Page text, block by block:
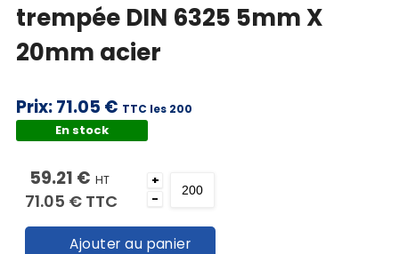
trempée DIN 6325 5mm X
20mm acier
Prix:71.05 € TTC les 200
En stock
59.21 € HT
71.05 € TTC
+
-
Ajouter au panier